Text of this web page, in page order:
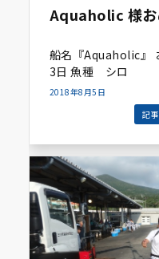
Aquaholic 様お
船名『Aquaholic』
3日 魚種 シロ
2018年8月5日
記